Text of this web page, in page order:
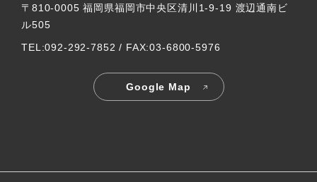
〒810-0005 福岡県福岡市中央区清川1-9-19 渡辺通南ビ
ル505
TEL:092-292-7852 / FAX:03-6800-5976
Google Map